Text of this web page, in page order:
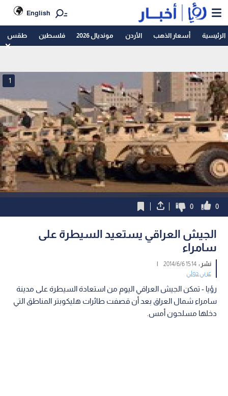
English
الرئيسية أسعار الذهب الأردن مونديال 2026 فلسطين طقس
1
0
0
الجيش العراقي يستعيد السيطرة على
سامراء
نشر :15:14 2014/6/6
|
عربي دولي
رؤيا - تمكن الجيش العراقي اليوم من استعادة السيطرة على مدينة
سامراء شمال العراق بعد أن قصفت طائرات هليكوبتر المناطق التي
دخلها مسلحون أمس.